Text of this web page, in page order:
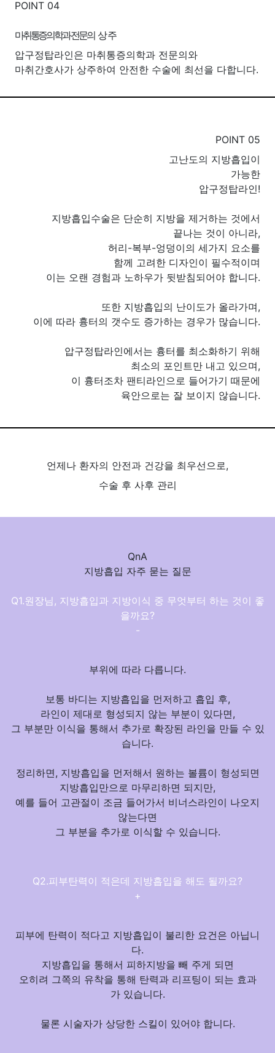
POINT 04
마취통증의학과 전문의상주
압구정탑라인은 마취통증의학과 전문의와
마취간호사가 상주하여 안전한 수술에 최선을 다합니다.
POINT 05
고난도의 지방흡입이
가능한
압구정탑라인!
지방흡입수술은 단순히 지방을 제거하는 것에서
끝나는 것이 아니라,
허리-복부-엉덩이의 세가지 요소를
함께 고려한 디자인이 필수적이며
이는 오랜 경험과 노하우가 뒷받침되어야 합니다.
또한 지방흡입의 난이도가 올라가며,
이에 따라 흉터의 갯수도 증가하는 경우가 많습니다.
압구정탑라인에서는 흉터를 최소화하기 위해
최소의 포인트만 내고 있으며,
이 흉터조차 팬티라인으로 들어가기 때문에
육안으로는 잘 보이지 않습니다.
언제나 환자의 안전과 건강을 최우선으로,
수술 후 사후 관리
QnA
지방흡입 자주 묻는 질문
Q1.원장님, 지방흡입과 지방이식 중 무엇부터 하는 것이 좋
을까요?
-
부위에 따라 다릅니다.
보통 바디는 지방흡입을 먼저하고 흡입 후,
라인이 제대로 형성되지 않는 부분이 있다면,
그 부분만 이식을 통해서 추가로 확장된 라인을 만들 수 있
습니다.
정리하면, 지방흡입을 먼저해서 원하는 볼륨이 형성되면
지방흡입만으로 마무리하면 되지만,
예를 들어 고관절이 조금 들어가서 비너스라인이 나오지
않는다면
그 부분을 추가로 이식할 수 있습니다.
Q2.피부탄력이 적은데 지방흡입을 해도 될까요?
+
피부에 탄력이 적다고 지방흡입이 불리한 요건은 아닙니
다.
지방흡입을 통해서 피하지방을 빼 주게 되면
오히려 그쪽의 유착을 통해 탄력과 리프팅이 되는 효과
가 있습니다.
물론 시술자가 상당한 스킬이 있어야 합니다.